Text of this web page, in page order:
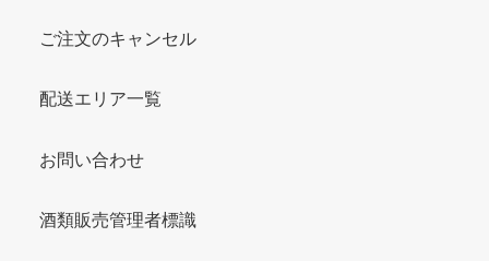
ご注文のキャンセル
配送エリア一覧
お問い合わせ
酒類販売管理者標識